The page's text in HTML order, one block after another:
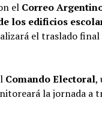
el Correo
los edificios
el traslado final
Comando Electoral,
la jornada a